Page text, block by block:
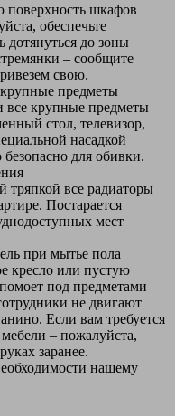
шкафов
обеспечьте
дотянуться до зоны
– сообщите
свою.
предметы
все крупные предметы
стол, телевизор,
насадкой
для обивки.
тряпкой все радиаторы
Постарается
мест
при мытье пола
кресло или пустую
под предметами
не двигают
Если вам требуется
– пожалуйста,
заранее.
нашему